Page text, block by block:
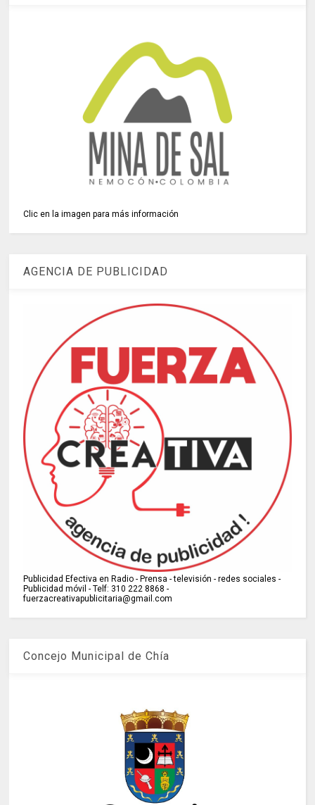
Clic en la imagen para más información
AGENCIA DE PUBLICIDAD
Publicidad Efectiva en Radio - Prensa - televisión - redes sociales -
Publicidad móvil - Telf: 310 222 8868 -
fuerzacreativapublicitaria@gmail.com
Concejo Municipal de Chía